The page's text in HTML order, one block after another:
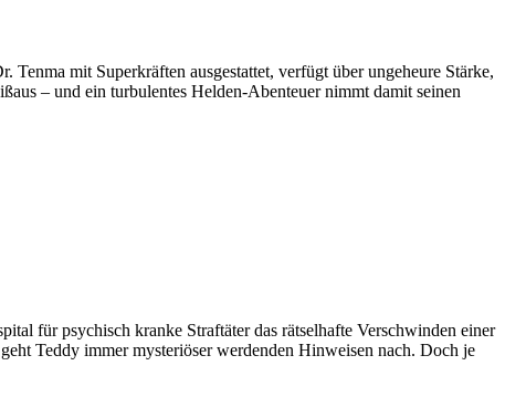
mit Superkräften ausgestattet, verfügt über ungeheure Stärke,
– und ein turbulentes Helden-Abenteuer nimmt damit seinen
für psychisch kranke Straftäter das rätselhafte Verschwinden einer
Teddy immer mysteriöser werdenden Hinweisen nach. Doch je